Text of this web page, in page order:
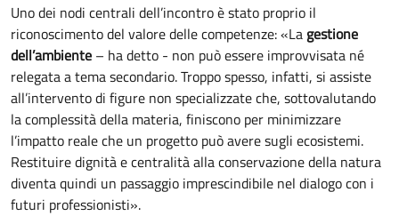
Uno dei nodi centrali dell’incontro è stato proprio il
riconoscimento del valore delle competenze: «La gestione
dell’ambiente – ha detto - non può essere improvvisata né
relegata a tema secondario. Troppo spesso, infatti, si assiste
all’intervento di figure non specializzate che, sottovalutando
la complessità della materia, finiscono per minimizzare
l’impatto reale che un progetto può avere sugli ecosistemi.
Restituire dignità e centralità alla conservazione della natura
diventa quindi un passaggio imprescindibile nel dialogo con i
futuri professionisti».